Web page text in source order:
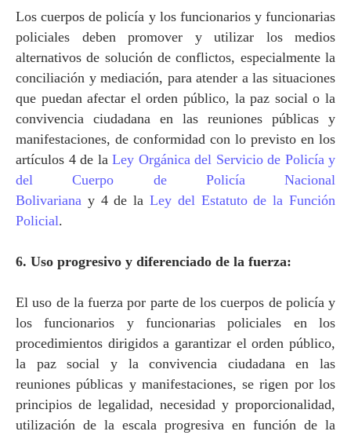
Los cuerpos de policía y los funcionarios y funcionarias
policiales deben promover y utilizar los medios
alternativos de solución de conflictos, especialmente la
conciliación y mediación, para atender a las situaciones
que puedan afectar el orden público, la paz social o la
convivencia ciudadana en las reuniones públicas y
manifestaciones, de conformidad con lo previsto en los
artículos 4 de la Ley Orgánicadel Servicio de Policía y
del Cuerpo de Policía Nacional
Bolivariana y 4 delaLey del Estatuto dela Función
Policial.
6. Uso progresivo y diferenciado de la fuerza:
El uso de la fuerza por parte de los cuerpos de policía y
los funcionarios y funcionarias policiales en los
procedimientos dirigidos a garantizar el orden público,
la paz social y la convivencia ciudadana en las
reuniones públicas y manifestaciones, se rigen por los
principios de legalidad, necesidad y proporcionalidad,
utilización de la escala progresiva en función de la